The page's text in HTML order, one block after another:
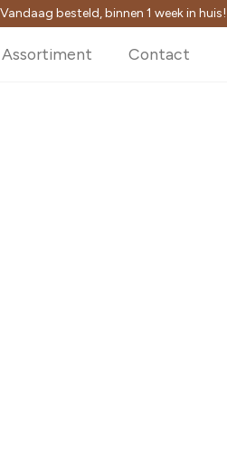
Vandaag besteld, binnen 1 week in huis!
Assortiment Contact